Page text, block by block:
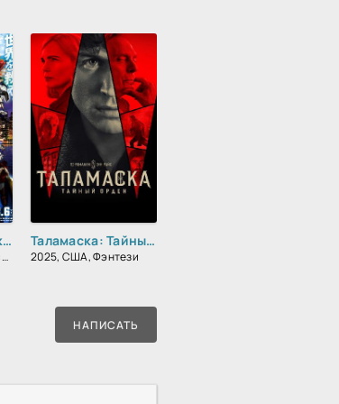
Моя геройская академия. Фильм 3: Миссия мировых героев
2021, Япония, Фантастика, Комедия, Боевик
Таламаска: Тайный орден
2025, США, Фэнтези
НАПИСАТЬ